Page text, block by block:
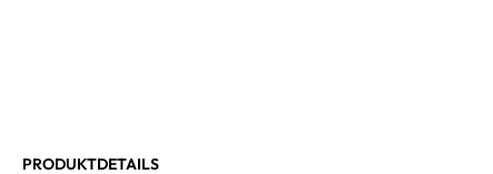
PRODUKTDETAILS